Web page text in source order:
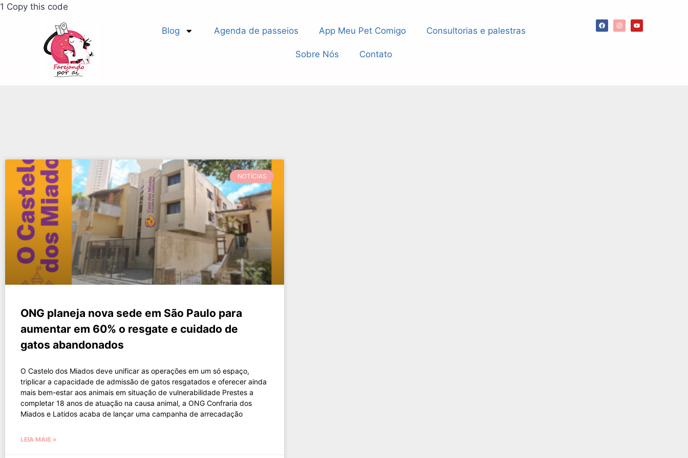
1 Copy this code
Blog Agenda de passeios App Meu Pet Comigo Consultorias e palestras
Sobre Nós Contato
NOTÍCIAS
ONG planeja nova sede em São Paulo para
aumentar em 60% o resgate e cuidado de
gatos abandonados
O Castelo dos Miados deve unificar as operações em um só espaço,
triplicar a capacidade de admissão de gatos resgatados e oferecer ainda
mais bem-estar aos animais em situação de vulnerabilidade Prestes a
completar 18 anos de atuação na causa animal, a ONG Confraria dos
Miados e Latidos acaba de lançar uma campanha de arrecadação
LEIA MAIS »